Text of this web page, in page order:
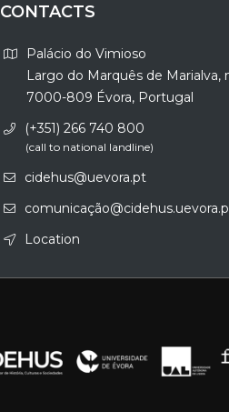
CONTACTS
Palácio do Vimioso
Largo do Marquês de Marialva,
7000-809 Évora, Portugal
(+351) 266 740 800
(call to national landline)
cidehus@uevora.pt
Location